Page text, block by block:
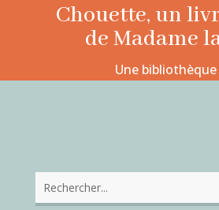
Chouette, un
de Madame
Une